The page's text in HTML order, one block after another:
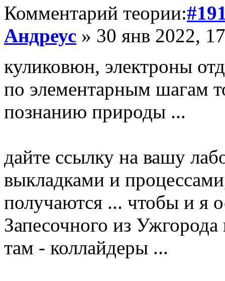
Комментарий теории:
Андреус » 30 янв 2022,
куликовюн, электроны
по элементарным шагам
познанию природы ...
дайте ссылку на вашу
выкладками и
получаются ... чтобы и я
Запесочного из
там - коллайдеры ...